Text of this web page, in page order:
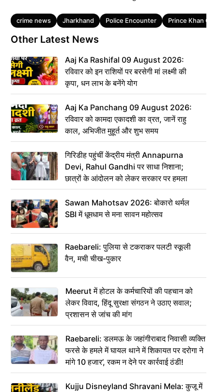
Tags
crime news Jharkhand Police Encounter Prince Khan
Other Latest News
Aaj Ka Rashifal 09 August 2026:
रविवार को इन राशियों पर बरसेगी मां लक्ष्मी की
कृपा, धन लाभ के बनेंगे योग
Aaj Ka Panchang 09 August 2026:
रविवार को कामदा एकादशी का व्रत, जानें राहु
काल, अभिजीत मुहूर्त और शुभ समय
गिरिडीह पहुंचीं केंद्रीय मंत्री Annapurna
Devi, Rahul Gandhi पर साधा निशाना;
छात्रों के आंदोलन को लेकर सरकार पर हमला
Sawan Mahotsav 2026: बोकारो थर्मल
SBI में धूमधाम से मना सावन महोत्सव
Raebareli: पुलिया से टकराकर पलटी स्कूली
वैन, मची चीख-पुकार
Meerut में होटल के कर्मचारियों की पहचान को
लेकर विवाद, हिंदू सुरक्षा संगठन ने उठाए सवाल;
प्रशासन से जांच की मांग
Raebareli: डलमऊ के जहांगीराबाद निवासी व्यक्ति
फरसे के हमले में घायल थाने में शिकायत पर दरोगा ने
मांगे 10 हजार’, रकम न देने पर कार्रवाई ठंडी!
Kujju Disneyland Shravani Mela: कुजू में